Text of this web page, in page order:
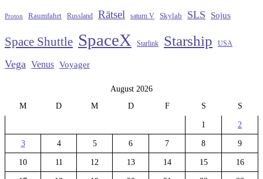
Proton Raumfahrt Russland Rätsel saturn V Skylab SLS Sojus
Space Shuttle SpaceX Starlink Starship USA
Vega Venus Voyager
August 2026
M
D M D F S S
1 2
3 4 5 6 7 8 9
10 11 12 13 14 15 16